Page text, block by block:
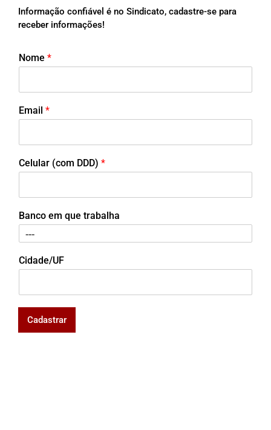
Informação confiável é no Sindicato, cadastre-se para
receber informações!
Nome *
Email *
Celular (com DDD) *
Banco em que trabalha
Cidade/UF
Cadastrar